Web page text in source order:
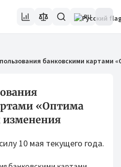
RU
банковскими картами
«Оптима
изменения
10 мая текущего года.